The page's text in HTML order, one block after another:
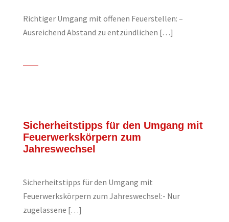
Richtiger Umgang mit offenen Feuerstellen: –
Ausreichend Abstand zu entzündlichen […]
Sicherheitstipps für den Umgang mit
Feuerwerkskörpern zum
Jahreswechsel
Sicherheitstipps für den Umgang mit
Feuerwerkskörpern zum Jahreswechsel:- Nur
zugelassene […]